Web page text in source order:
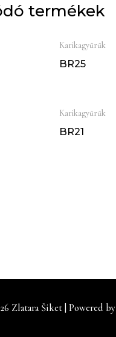
termékek
Karikagyűrűk
BR25
Karikagyűrűk
BR21
Zlatara Šiket| Powered by